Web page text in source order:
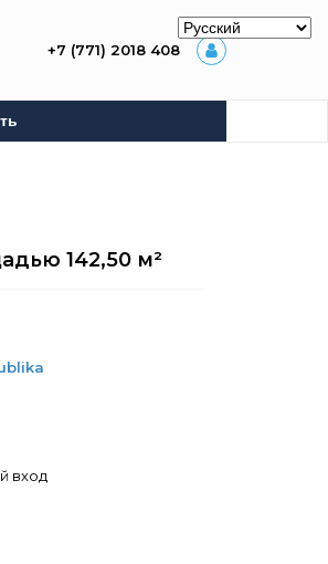
+7 (771) 2018 408
142,50 м²
вход